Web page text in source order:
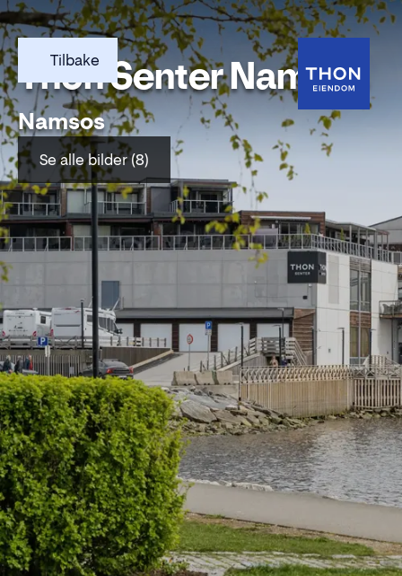
Tilbake
Thon Senter Namsos
Namsos
Se alle bilder (8)